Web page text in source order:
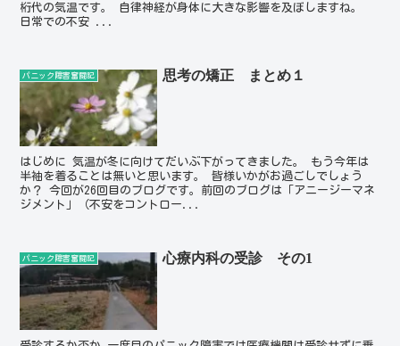
桁代の気温です。 自律神経が身体に大きな影響を及ぼしますね。
日常での不安 ...
パニック障害奮闘記 思考の矯正 まとめ１
はじめに 気温が冬に向けてだいぶ下がってきました。 もう今年は
半袖を着ることは無いと思います。 皆様いかがお過ごしでしょう
か？ 今回が26回目のブログです。前回のブログは「アニージーマネ
ジメント」（不安をコントロー...
パニック障害奮闘記 心療内科の受診 その1